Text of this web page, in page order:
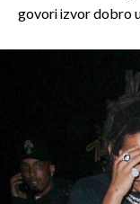
govori izvor dobro